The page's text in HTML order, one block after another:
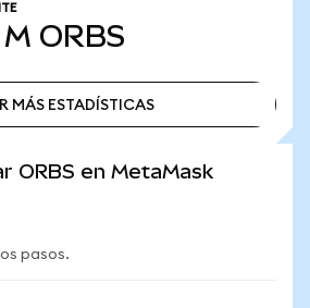
ORBS
MÁS ESTADÍSTICAS
ORBS en MetaMask
pasos.